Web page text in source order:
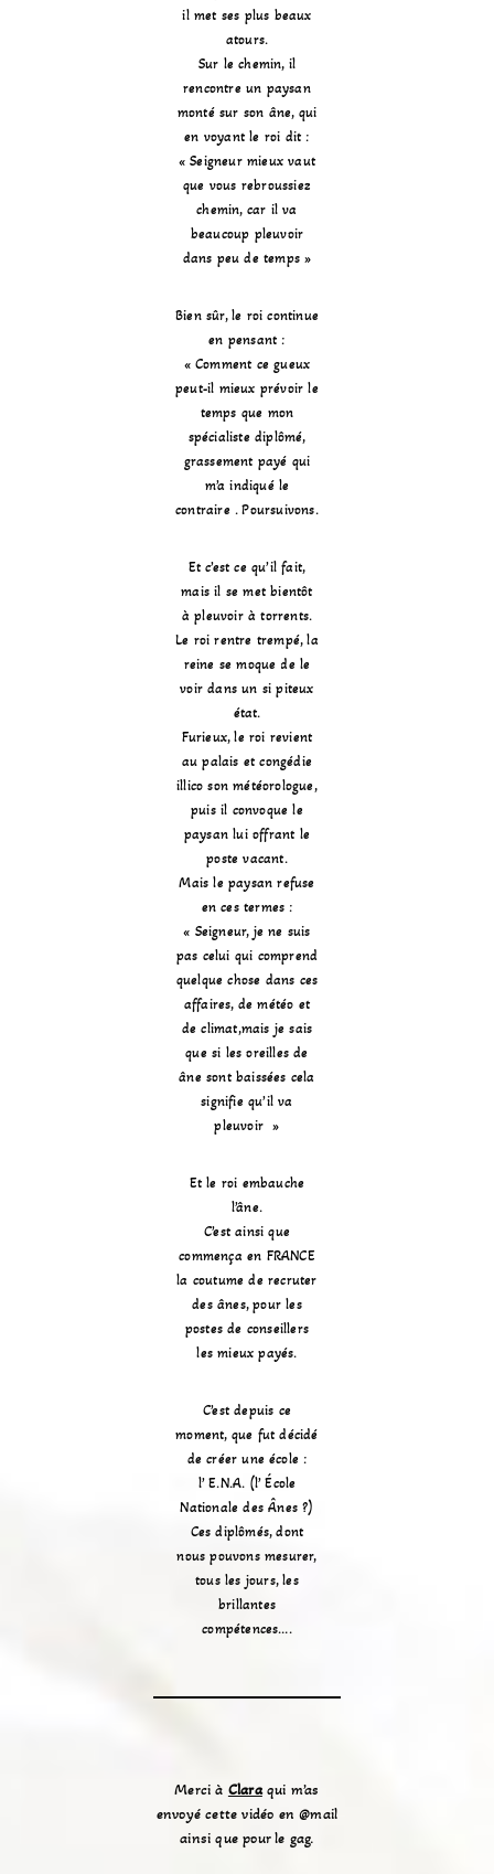
il met ses plus beaux
atours.
Sur le chemin, il
rencontre un paysan
monté sur son âne, qui
en voyant le roi dit :
« Seigneur mieux vaut
que vous rebroussiez
chemin, car il va
beaucoup pleuvoir
dans peu de temps »
Bien sûr, le roi continue
en pensant :
« Comment ce gueux
peut-il mieux prévoir le
temps que mon
spécialiste diplômé,
grassement payé qui
m’a indiqué le
contraire . Poursuivons.
Et c’est ce qu’il fait,
mais il se met bientôt
à pleuvoir à torrents.
Le roi rentre trempé, la
reine se moque de le
voir dans un si piteux
état.
Furieux, le roi revient
au palais et congédie
illico son météorologue,
puis il convoque le
paysan lui offrant le
poste vacant.
Mais le paysan refuse
en ces termes :
« Seigneur, je ne suis
pas celui qui comprend
quelque chose dans ces
affaires, de météo et
de climat,mais je sais
que si les oreilles de
âne sont baissées cela
signifie qu’il va
pleuvoir »
Et le roi embauche
l’âne.
C’est ainsi que
commença en FRANCE
la coutume de recruter
des ânes, pour les
postes de conseillers
les mieux payés.
C’est depuis ce
moment, que fut décidé
de créer une école :
l’ E.N.A. (l’ École
Nationale des Ânes ?)
Ces diplômés, dont
nous pouvons mesurer,
tous les jours, les
brillantes
compétences….
Merci à Claraqui m’as
envoyé cette vidéo en @mail
ainsi que pour le gag.